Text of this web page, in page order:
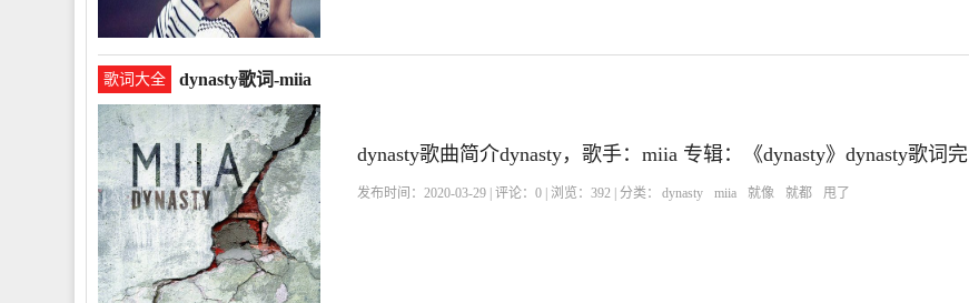
歌词大全 dynasty歌词-miia
dynasty歌曲简介dynasty，歌手：miia 专辑：《dynasty》dynasty歌词完
发布时间：2020-03-29 | 评论：0 | 浏览：392 | 分类： dynasty miia 就像 就都 甩了